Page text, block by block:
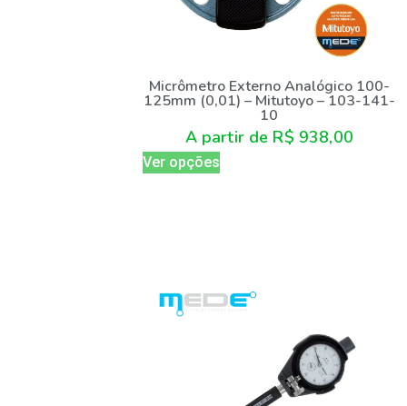
Micrômetro Externo Analógico 100-
125mm (0,01) – Mitutoyo – 103-141-
10
A partir de R$ 938,00
Ver opções